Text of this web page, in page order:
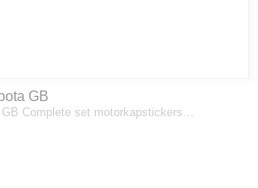
GB
Complete set motorkapstickers…